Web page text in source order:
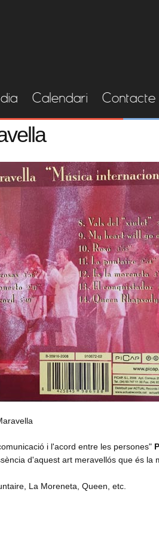
Calendari Contacte
i l'acord entre les persones"
d'aquest art meravellós que és la
La Moreneta, Queen, etc.